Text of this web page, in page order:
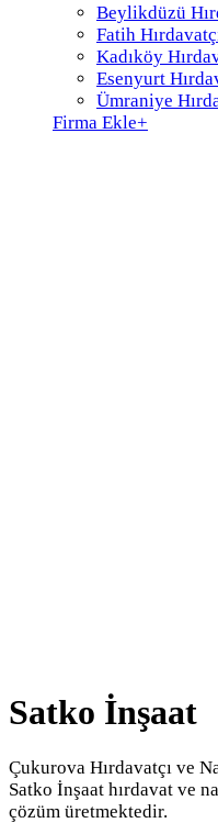
Beylikdüzü
Fatih
Kadıköy
Esenyurt
Ümraniye
Firma Ekle+
Satko İnşaat
Çukurova Hırdavatçı ve
Satko İnşaat hırdavat ve
çözüm üretmektedir.